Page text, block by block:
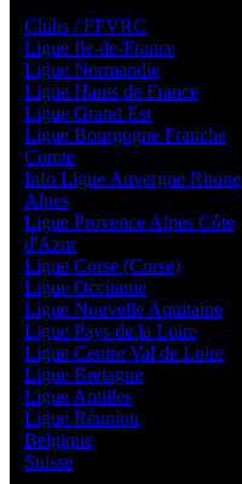
Clubs / FFVRC
Ligue Ile-de-France
Ligue Normandie
Ligue Hauts de France
Ligue Grand Est
Ligue Bourgogne Franche
Comte
Info Ligue Auvergne Rhone
Alpes
Ligue Provence Alpes Côte
d'Azur
Ligue Corse (Corse)
Ligue Occitanie
Ligue Nouvelle Aquitaine
Ligue Pays de la Loire
Ligue Centre Val de Loire
Ligue Bretagne
Ligue Antilles
Ligue Réunion
Belgique
Suisse